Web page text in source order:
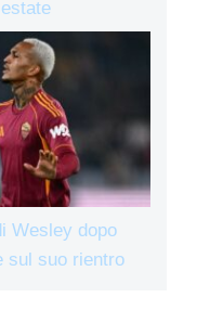
Wesley dopo
sul suo rientro